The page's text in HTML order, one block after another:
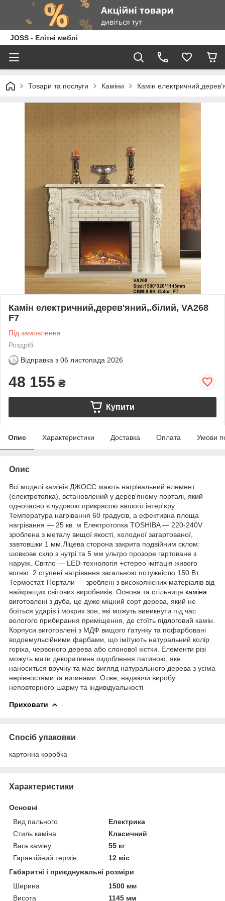
JOSS - Елітні меблі
Товари та послуги Каміни Камін
Камін електричний,дерев'яний,.білий, VA268
F7
Під замовлення
Роздріб
Відправка з 06 листопада 2026
48 155 ₴
Купити
Опис Характеристики Доставка Оплата Умови
Опис
Всі моделі камінів ДЖОСС мають нагрівальний елемент
(електротопка), встановлений у дерев'яному порталі, який
одночасно є чудовою прикрасою вашого інтер'єру.
Температура нагрівання 60 градусів, а ефективна площа
нагрівання — 25 кв. м Електротопка TOSHIBA — 220-240V
зроблена з металу вищої якості, холодної загартованої,
завтовшки 1 мм.Ліцева сторона закрита подвійним склом:
шовкове скло з нутрі та 5 мм ультро прозоре гартоване з
наружі. Світло — LED-технологія +стерео імітація живого
вогню. 2 ступені нагрівання загальною потужністю 150 Вт
Термостат. Портали — зроблені з високоякісних матеріалів від
найкращих світових виробників. Основа та стільниця каміна
виготовлені з дуба, це дуже міцний сорт дерева, який не
боїться ударів і мокрих зон, які можуть виникнути під час
вологого прибирання приміщення, де стоїть підлоговий камін.
Корпуси виготовлені з МДФ вищого ґатунку та пофарбовані
водоемульсійними фарбами, що імітують натуральний колір
горіха, червоного дерева або слонової кістки. Елементи різі
можуть мати декоративне оздоблення патиною, яке
наноситься вручну та має вигляд натурального дерева з усіма
нерівностями та вигинами. Отже, надаючи виробу
неповторного шарму та індивідуальності
Приховати
Спосіб упаковки
картонна коробка
Характеристики
Основні
Вид пального
Електрика
Стиль каміна
Класичний
Вага каміну
55 кг
Гарантійний термін
12 міс
Габаритні і приєднувальні розміри
Ширина
1500 мм
Висота
1145 мм